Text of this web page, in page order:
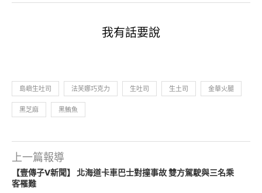
我有話要說
島嶼生吐司 法芙娜巧克力 生吐司 生土司 金華火腿
黑芝麻 黑鮪魚
上一篇報導
【壹傳子V新聞】 北海道卡車巴士對撞事故 雙方駕駛與三名乘
客罹難